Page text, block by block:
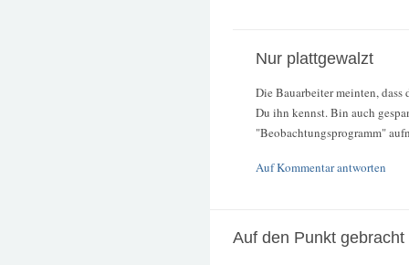
Nur plattgewalzt
Die Bauarbeiter meinten, dass
Du ihn kennst. Bin auch
"Beobachtungsprogramm"
Auf Kommentar antworten
Auf den Punkt gebracht